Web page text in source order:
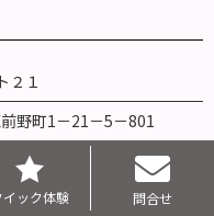
１
野町1 －21 －5－801
イック体験 問合せ